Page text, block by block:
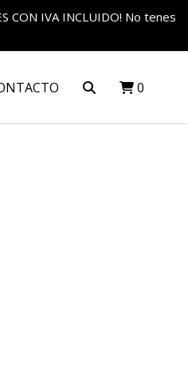
CON IVA INCLUIDO! No tenes
0